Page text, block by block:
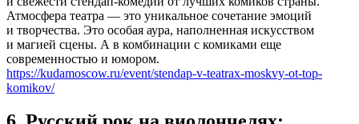
Атмосфера театра — это уникальное сочетание эмоций
и творчества. Это особая аура, наполненная искусством
и магией сцены. А в комбинации с комиками еще
современностью и юмором.
https://kudamoscow.ru/event/stendap-v-teatrax-moskvy-ot-top-
komikov/